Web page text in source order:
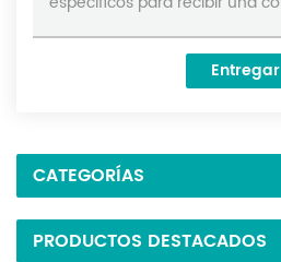
Entregar
CATEGORÍAS
PRODUCTOS DESTACADOS